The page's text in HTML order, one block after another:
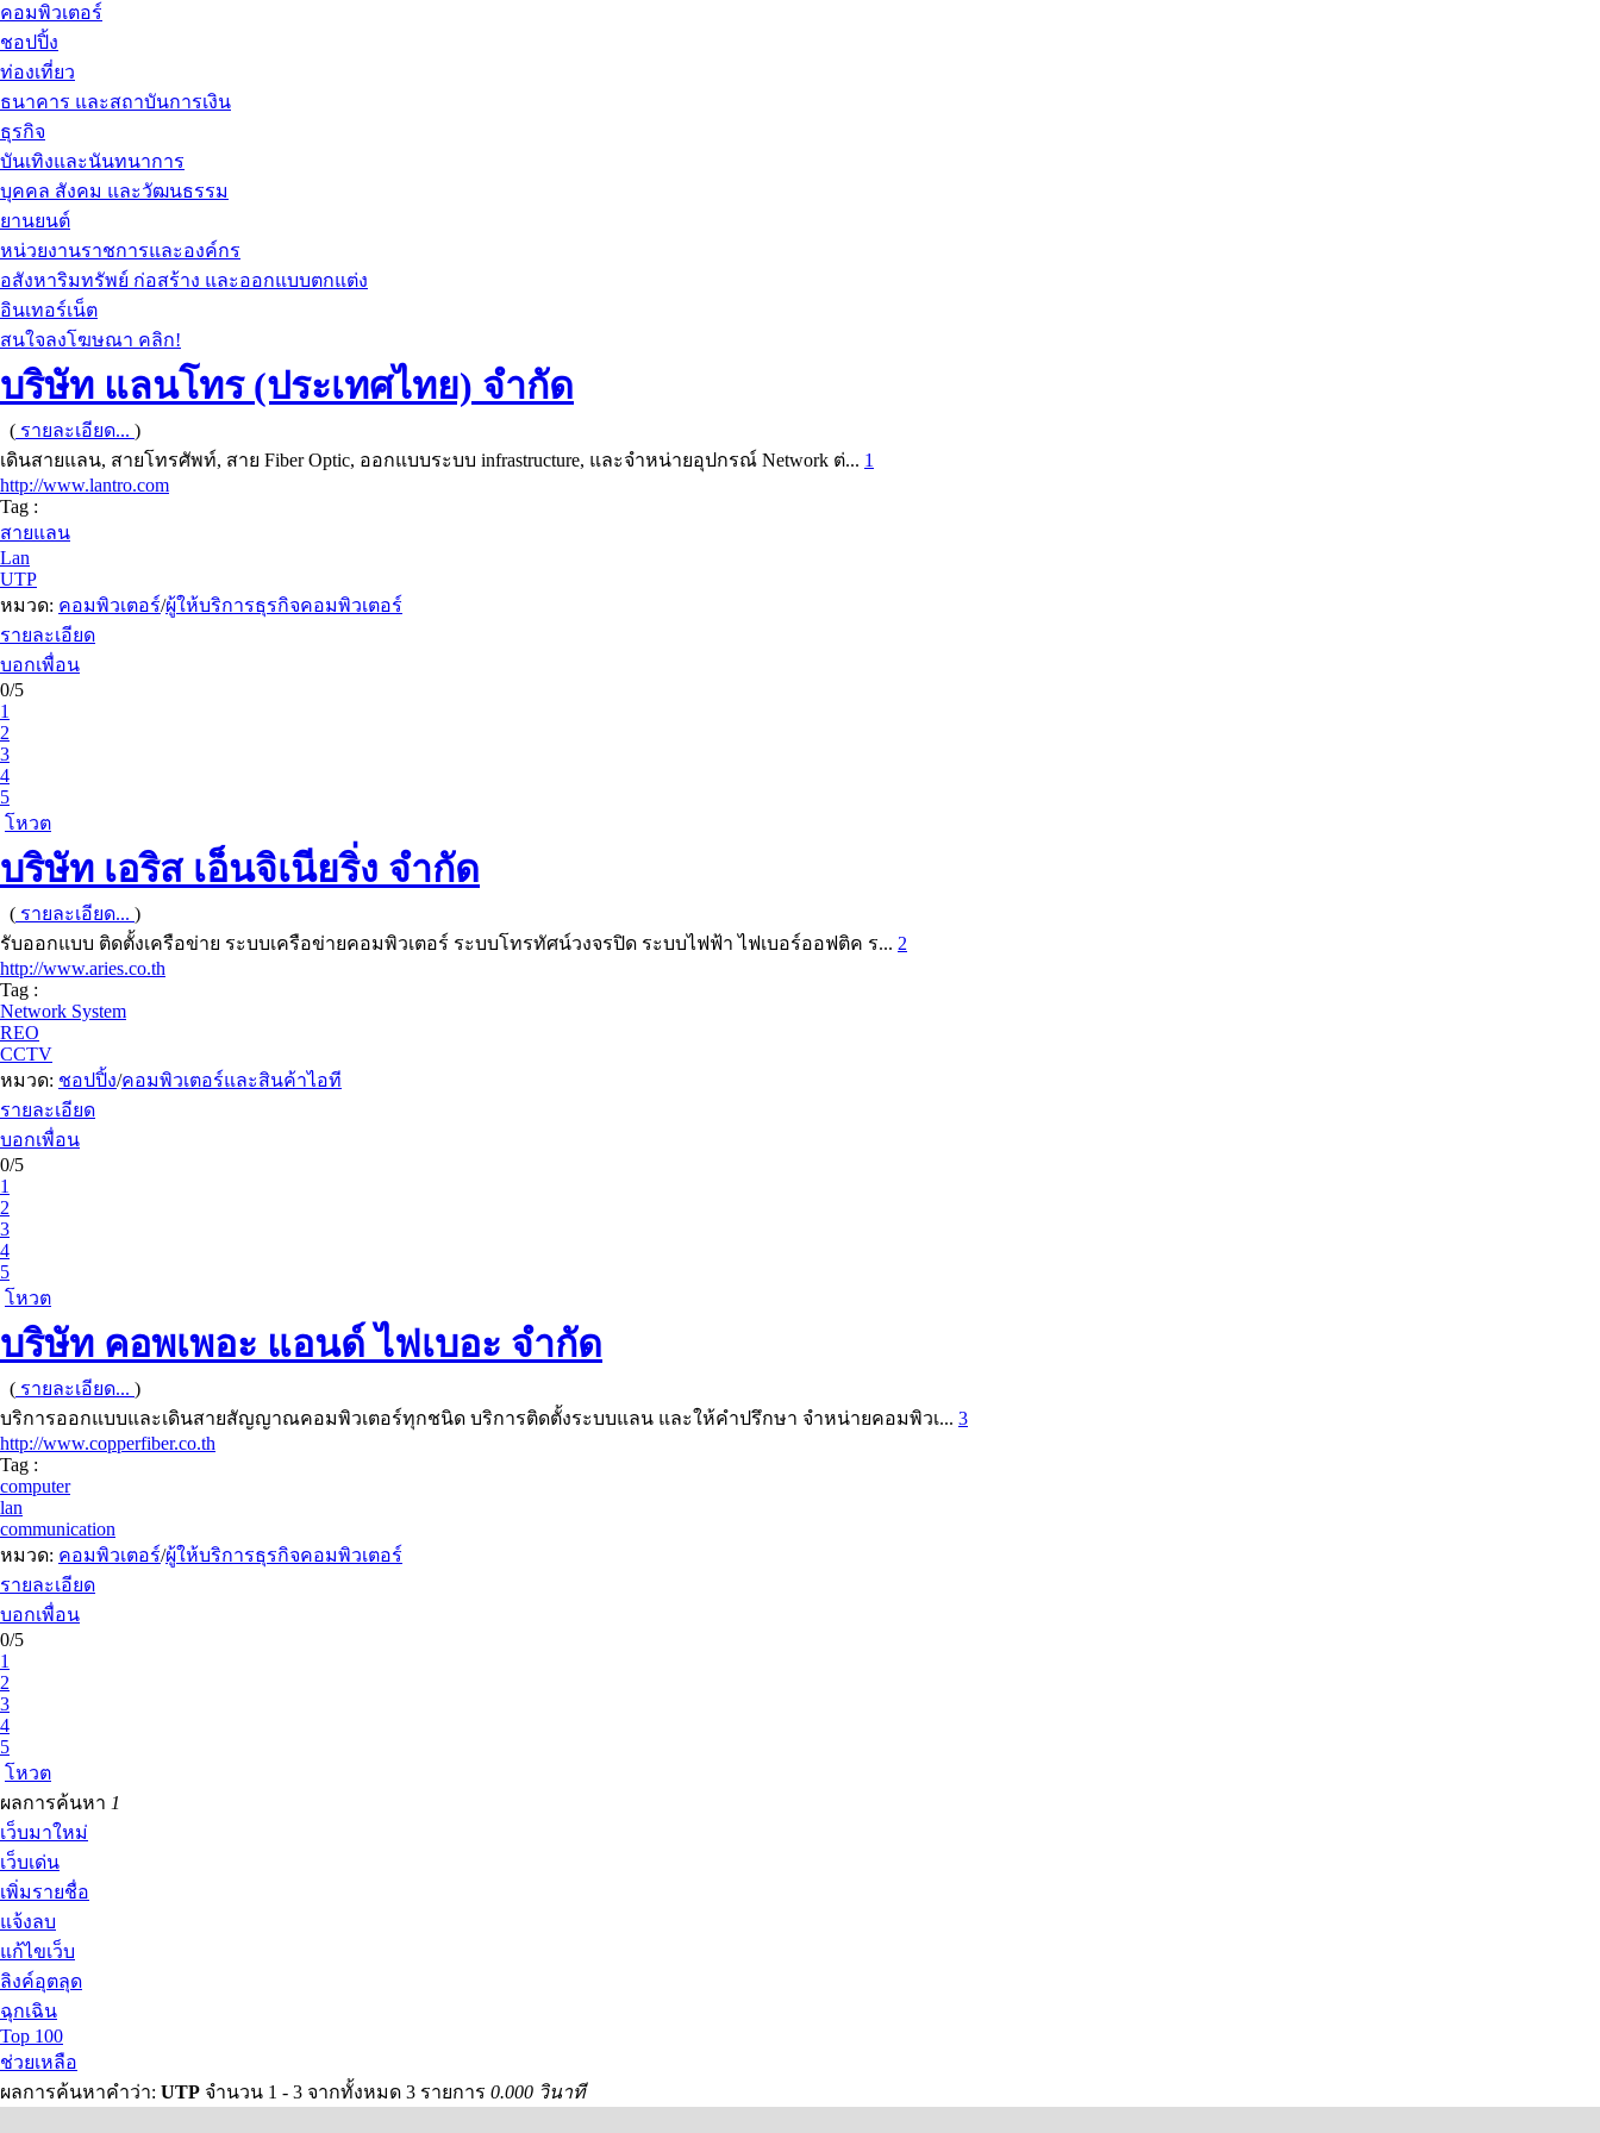
คอมพิวเตอร์
ชอปปิ้ง
ท่องเที่ยว
ธนาคาร และสถาบันการเงิน
ธุรกิจ
บันเทิงและนันทนาการ
บุคคล สังคม และวัฒนธรรม
ยานยนต์
หน่วยงานราชการและองค์กร
อสังหาริมทรัพย์ ก่อสร้าง และออกแบบตกแต่ง
อินเทอร์เน็ต
สนใจลงโฆษณา คลิก!
บริษัท แลนโทร (ประเทศไทย) จำกัด
( รายละเอียด... )
เดินสายแลน, สายโทรศัพท์, สาย Fiber Optic, ออกแบบระบบ infrastructure, และจำหน่ายอุปกรณ์ Network ต่... 1
http://www.lantro.com
Tag :
สายแลน
Lan
UTP
หมวด: คอมพิวเตอร์/ผู้ให้บริการธุรกิจคอมพิวเตอร์
รายละเอียด
บอกเพื่อน
0/5
1
2
3
4
5
โหวต
บริษัท เอริส เอ็นจิเนียริ่ง จำกัด
( รายละเอียด... )
รับออกแบบ ติดตั้งเครือข่าย ระบบเครือข่ายคอมพิวเตอร์ ระบบโทรทัศน์วงจรปิด ระบบไฟฟ้า ไฟเบอร์ออฟติค ร... 2
http://www.aries.co.th
Tag :
Network System
REO
CCTV
หมวด: ชอปปิ้ง/คอมพิวเตอร์และสินค้าไอที
รายละเอียด
บอกเพื่อน
0/5
1
2
3
4
5
โหวต
บริษัท คอพเพอะ แอนด์ ไฟเบอะ จำกัด
( รายละเอียด... )
บริการออกแบบและเดินสายสัญญาณคอมพิวเตอร์ทุกชนิด บริการติดตั้งระบบแลน และให้คำปรึกษา จำหน่ายคอมพิวเ... 3
http://www.copperfiber.co.th
Tag :
computer
lan
communication
หมวด: คอมพิวเตอร์/ผู้ให้บริการธุรกิจคอมพิวเตอร์
รายละเอียด
บอกเพื่อน
0/5
1
2
3
4
5
โหวต
ผลการค้นหา 1
เว็บมาใหม่
เว็บเด่น
เพิ่มรายชื่อ
แจ้งลบ
แก้ไขเว็บ
ลิงค์อุตลุด
ฉุกเฉิน
Top 100
ช่วยเหลือ
ผลการค้นหาคำว่า: UTP จำนวน 1 - 3 จากทั้งหมด 3 รายการ 0.000 วินาที